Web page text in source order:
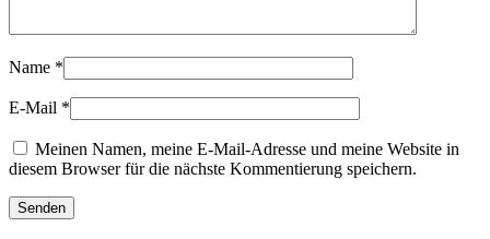
Name *
E-Mail *
Meinen Namen, meine E-Mail-Adresse und meine Website in
diesem Browser für die nächste Kommentierung speichern.